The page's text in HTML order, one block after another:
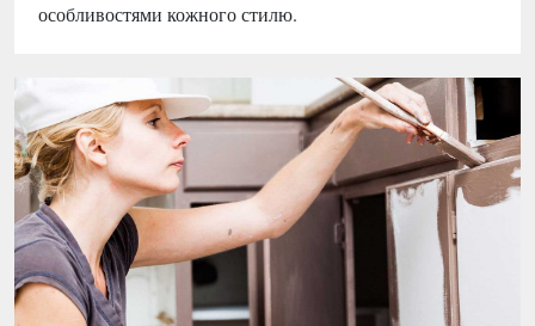
особливостями кожного стилю.